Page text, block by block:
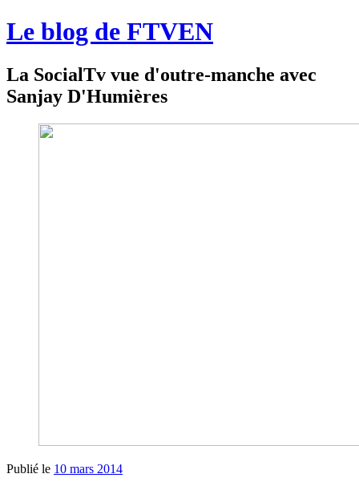
Le blog de FTVEN
La SocialTv vue d'outre-manche avec
Sanjay D'Humières
Publié le 10 mars 2014